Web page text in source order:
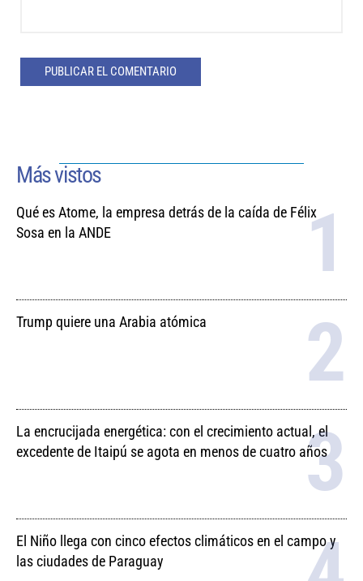
Más vistos
Qué es Atome, la empresa detrás de la caída de Félix
Sosa en la ANDE
Trump quiere una Arabia atómica
La encrucijada energética: con el crecimiento actual, el
excedente de Itaipú se agota en menos de cuatro años
El Niño llega con cinco efectos climáticos en el campo y
las ciudades de Paraguay